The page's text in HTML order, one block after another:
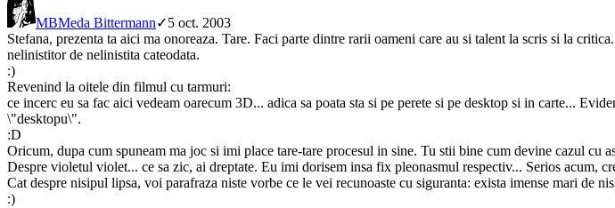
MBMeda Bittermann✓5 oct. 2003
Stefana, prezenta ta aici ma onoreaza. Tare. Faci parte dintre rarii oameni care au si talent la scris si la
nelinistitor de nelinistita cateodata.
:)
Revenind la oitele din filmul cu tarmuri:
ce incerc eu sa fac aici vedeam oarecum 3D... adica sa poata sta si pe perete si pe desktop si in carte...
\"desktopu\".
:D
Oricum, dupa cum spuneam ma joc si imi place tare-tare procesul in sine. Tu stii bine cum devine cazul cu
Despre violetul violet... ce sa zic, ai dreptate. Eu imi dorisem insa fix pleonasmul respectiv... Serios acum,
Cat despre nisipul lipsa, voi parafraza niste vorbe ce le vei recunoaste cu siguranta: exista imense mari de
:)